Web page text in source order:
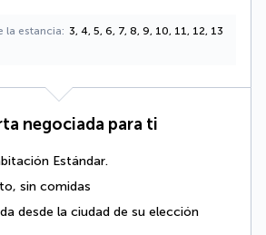
la estancia
3, 4, 5, 6, 7, 8, 9, 10, 11, 12, 13
negociada para ti
Estándar.
sin comidas
desde la ciudad de su elección